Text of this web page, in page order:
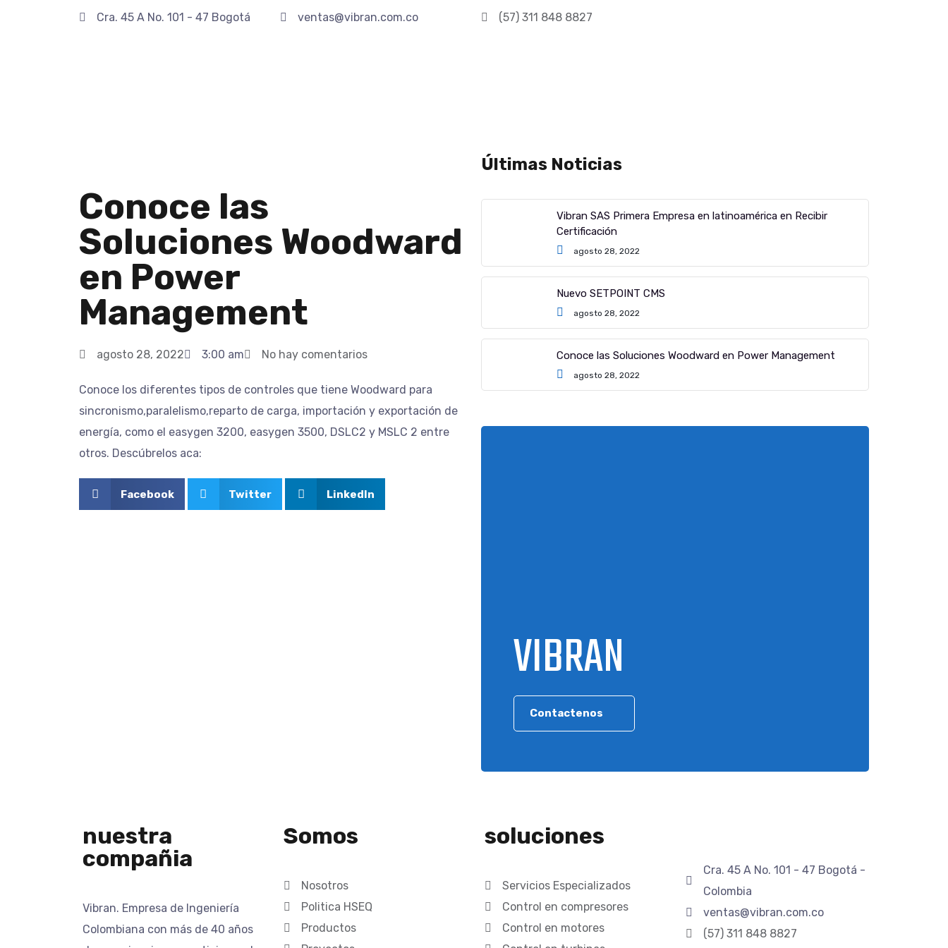
Cra. 45 A No. 101 - 47 Bogotá ventas@vibran.com.co (57) 311 848 8827
Conoce las
Soluciones Woodward
en Power
Management
agosto 28, 2022 3:00 am No hay comentarios
Conoce los diferentes tipos de controles que tiene Woodward para
sincronismo,paralelismo,reparto de carga, importación y exportación de
energía, como el easygen 3200, easygen 3500, DSLC2 y MSLC 2 entre
otros. Descúbrelos aca:
Facebook Twitter LinkedIn
Últimas Noticias
Vibran SAS Primera Empresa en latinoamérica en Recibir
Certificación
agosto 28, 2022
Nuevo SETPOINT CMS
agosto 28, 2022
Conoce las Soluciones Woodward en Power Management
agosto 28, 2022
VIBRAN
Contactenos
nuestra
compañia
Vibran. Empresa de Ingeniería
Colombiana con más de 40 años
Somos
Nosotros
Politica HSEQ
Productos
soluciones
Servicios Especializados
Control en compresores
Control en motores
Cra. 45 A No. 101 - 47 Bogotá -
Colombia
ventas@vibran.com.co
(57) 311 848 8827